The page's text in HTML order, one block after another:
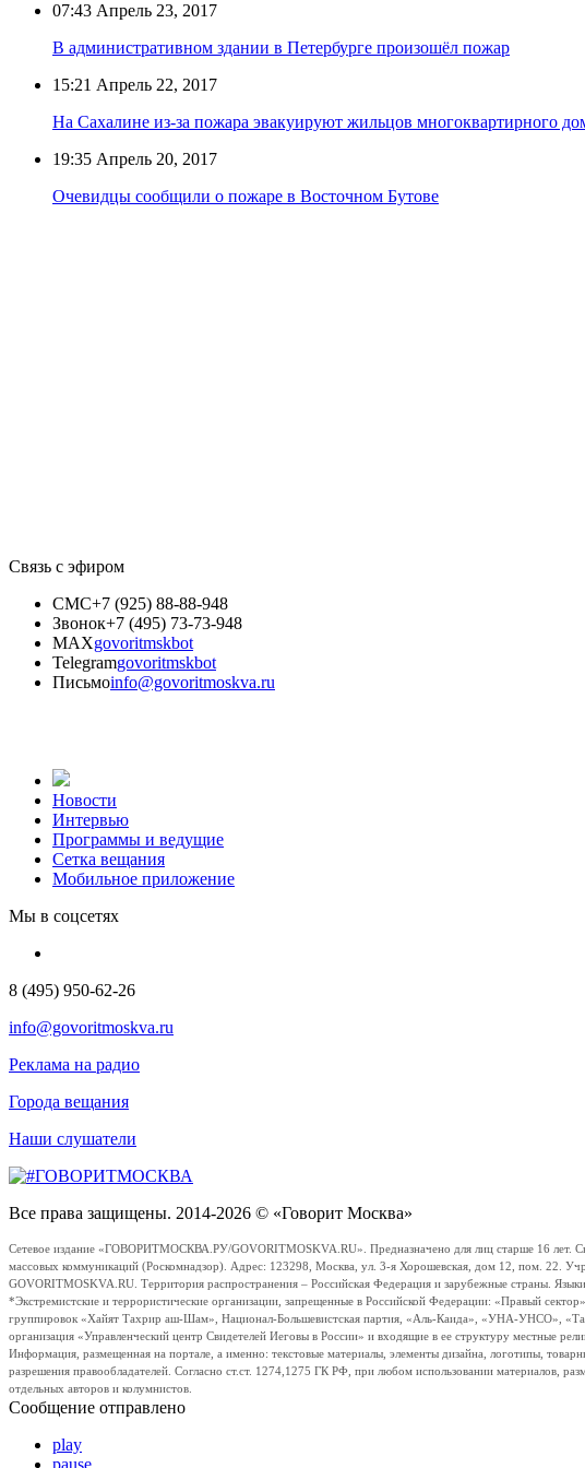
07:43 Апрель 23, 2017
В административном здании в Петербурге произошёл пожар
15:21 Апрель 22, 2017
На Сахалине из-за пожара эвакуируют жильцов многоквартирного
19:35 Апрель 20, 2017
Очевидцы сообщили о пожаре в Восточном Бутове
Связь с эфиром
СМС+7 (925) 88-88-948
Звонок+7 (495) 73-73-948
MAXgovoritmskbot
Telegramgovoritmskbot
Письмоinfo@govoritmoskva.ru
Новости
Интервью
Программы и ведущие
Сетка вещания
Мобильное приложение
Мы в соцсетях
8 (495) 950-62-26
info@govoritmoskva.ru
Реклама на радио
Города вещания
Наши слушатели
Все права защищены. 2014-2026 © «Говорит Москва»
Сетевое издание «ГОВОРИТМОСКВА.РУ/GOVORITMOSKVA.RU». Предназначено для лиц старше 16 лет.
массовых коммуникаций (Роскомнадзор). Адрес: 123298, Москва, ул. 3-я Хорошевская, дом 12, пом. 22.
GOVORITMOSKVA.RU. Территория распространения – Российская Федерация и зарубежные страны.
*Экстремистские и террористические организации, запрещенные в Российской Федерации: «Правый
группировок «Хайят Тахрир аш-Шам», Национал-Большевистская партия, «Аль-Каида», «УНА-УНСО»,
организация «Управленческий центр Свидетелей Иеговы в России» и входящие в ее структуру местные
Информация, размещенная на портале, а именно: текстовые материалы, элементы дизайна, логотипы,
разрешения правообладателей. Согласно ст.ст. 1274,1275 ГК РФ, при любом использовании материалов,
отдельных авторов и колумнистов.
Сообщение отправлено
play
pause